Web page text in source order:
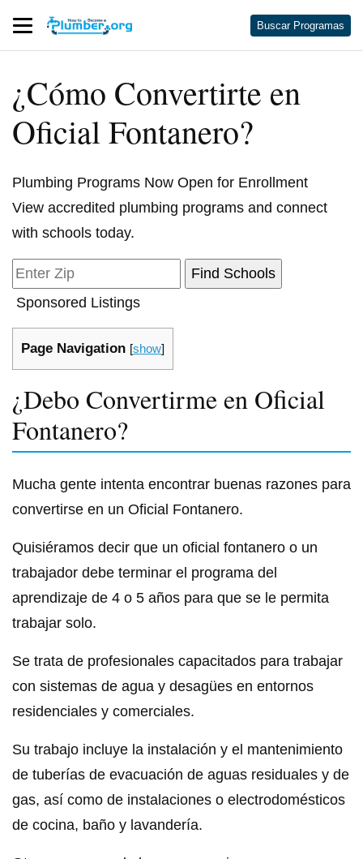
Buscar Programas
¿Cómo Convertirte en
Oficial Fontanero?
Plumbing Programs Now Open for Enrollment
View accredited plumbing programs and connect
with schools today.
Sponsored Listings
Page Navigation [show]
¿Debo Convertirme en Oficial
Fontanero?
Mucha gente intenta encontrar buenas razones para
convertirse en un Oficial Fontanero.
Quisiéramos decir que un oficial fontanero o un
trabajador debe terminar el programa del
aprendizaje de 4 o 5 años para que se le permita
trabajar solo.
Se trata de profesionales capacitados para trabajar
con sistemas de agua y desagües en entornos
residenciales y comerciales.
Su trabajo incluye la instalación y el mantenimiento
de tuberías de evacuación de aguas residuales y de
gas, así como de instalaciones o electrodomésticos
de cocina, baño y lavandería.